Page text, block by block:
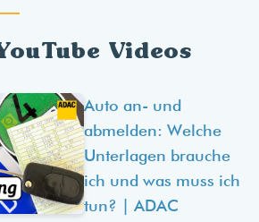
Videos
Auto an- und
abmelden: Welche
Unterlagen brauche
ich und was muss ich
tun? | ADAC